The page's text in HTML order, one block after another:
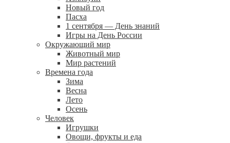
Новый год
Пасха
1 сентября — День знаний
Игры на День России
Окружающий мир
Животный мир
Мир растений
Времена года
Зима
Весна
Лето
Осень
Человек
Игрушки
Овощи, фрукты и еда